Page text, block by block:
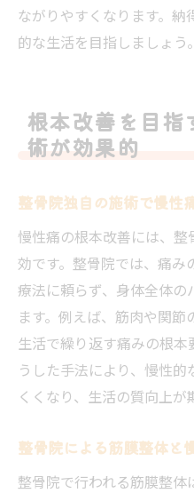
ながりやすくなります。
的な生活を目指しましょう。
根本改善を目指
術が効果的
整骨院独自の施術で慢性
慢性痛の根本改善には、
効です。整骨院では、痛
療法に頼らず、身体全体
ます。例えば、筋肉や関
生活で繰り返す痛みの根
うした手法により、慢性
くくなり、生活の質向上が
整骨院による筋膜整体と
整骨院で行われる筋膜整